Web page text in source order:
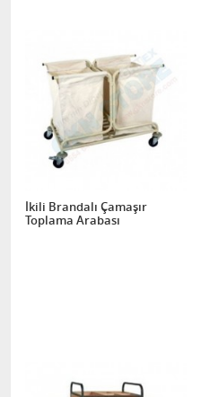
İkili Brandalı Çamaşır
Toplama Arabası